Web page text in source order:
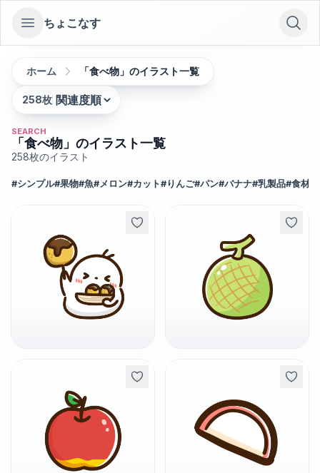
Open sidebar
ちょこなす
ホーム 「食べ物」のイラスト一覧
258枚
並び替え:
SEARCH
「食べ物」のイラスト一覧
258枚のイラスト
#シンプル#果物#魚#メロン#カット#りんご#パン#バナナ#乳製品#食材